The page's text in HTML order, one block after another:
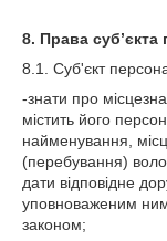
8. Права
8.1. Суб'єкт
-знати про
містить його
найменування,
(перебування)
дати відповідне
уповноваженим
законом;